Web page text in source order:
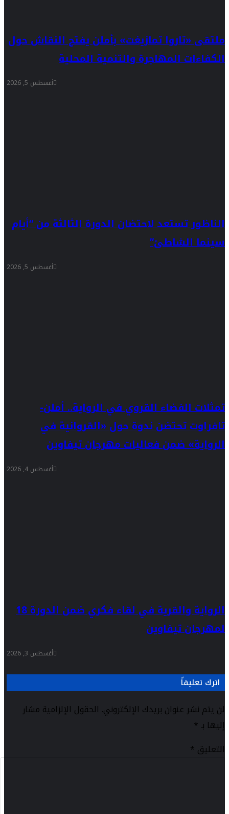
ملتقى «تاروا تمازيغت» بأملن يفتح النقاش حول
الكفاءات المهاجرة والتنمية المحلية
أغسطس 5, 2026
الناظور تستعد لاحتضان الدورة الثالثة من “أيام
سينما الشاطئ”
أغسطس 5, 2026
تمثلات الفضاء القروي في الرواية.. أملن-
تافراوت تحتضن ندوة حول «القروانية في
الرواية» ضمن فعاليات مهرجان تيفاوين
أغسطس 4, 2026
الرواية والقرية في لقاء فكري ضمن الدورة 18
لمهرجان تيفاوين
أغسطس 3, 2026
اترك تعليقاً
لن يتم نشر عنوان بريدك الإلكتروني. الحقول الإلزامية مشار
إليها بـ*
التعليق *